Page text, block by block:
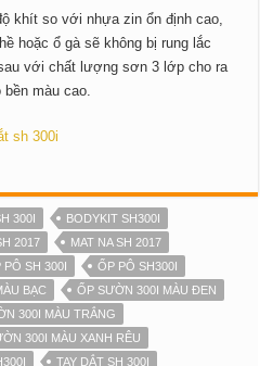
khít so với nhựa zin ổn định cao,
hoặc ổ gà sẽ không bị rung lắc
với chất lượng sơn 3 lớp cho ra
màu cao.
sh 300i
300I
BODYKIT SH300I
2017
MAT NA SH 2017
PÔ SH 300I
ỐP PÔ SH300I
BẠC
ỐP SƯỜN 300I MÀU ĐEN
300I MÀU TRẮNG
300I MÀU XANH RÊU
TAY DẮT SH 300I